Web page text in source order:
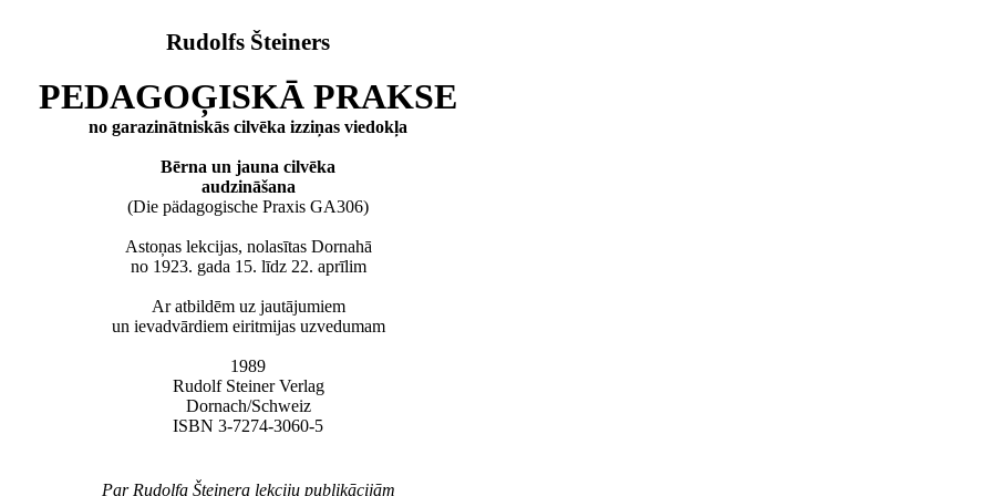
Rudolfs Šteiners
PEDAGOĢISKĀ PRAKSE
no garazinātniskās cilvēka izziņas viedokļa
Bērna un jauna cilvēka
audzināšana
(Die pädagogische Praxis GA306)
Astoņas lekcijas, nolasītas Dornahā
no 1923. gada 15. līdz 22. aprīlim
Ar atbildēm uz jautājumiem
un ievadvārdiem eiritmijas uzvedumam
1989
Rudolf Steiner Verlag
Dornach/Schweiz
ISBN 3-7274-3060-5
Par Rudolfa Šteinera lekciju publikācijām